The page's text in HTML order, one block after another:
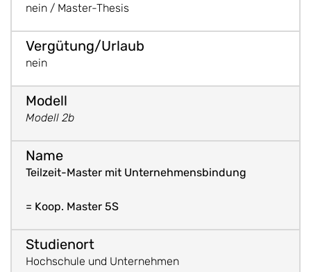
nein / Master-Thesis
nein
Modell 2b
Teilzeit-Master mit Unternehmensbindung
= Koop. Master 5S
Hochschule und Unternehmen